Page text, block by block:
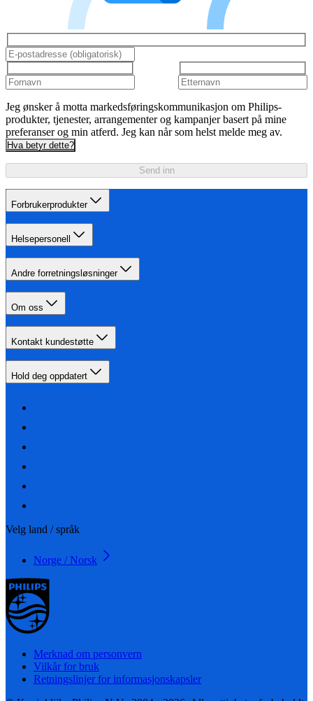
Jeg ønsker å motta markedsføringskommunikasjon om Philips-
produkter, tjenester, arrangementer og kampanjer basert på mine
preferanser og min atferd. Jeg kan når som helst melde meg av.
Hva betyr dette?
Send inn
Forbrukerprodukter
Helsepersonell
Andre forretningsløsninger
Om oss
Kontakt kundestøtte
Hold deg oppdatert
Velg land / språk
Norge / Norsk
Merknad om personvern
Vilkår for bruk
Retningslinjer for informasjonskapsler